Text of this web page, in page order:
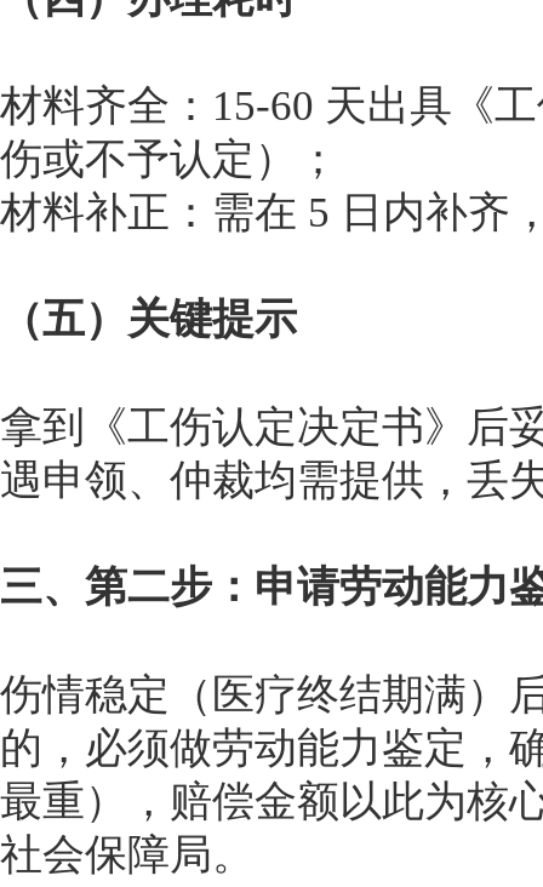
材料齐全：15-60 天出具《
伤或不予认定）；
材料补正：需在 5 日内补齐
（五）关键提示
拿到《工伤认定决定书》后
遇申领、仲裁均需提供，丢
三、第二步：申请劳动能力
伤情稳定（医疗终结期满）
的，必须做劳动能力鉴定，
最重），赔偿金额以此为核
社会保障局。